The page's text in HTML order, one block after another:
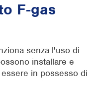
F-gas
senza l'uso di
installare e
in possesso di